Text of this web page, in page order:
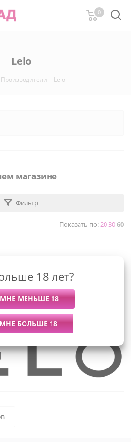
0
Lelo
Производители - Lelo
магазине
Фильтр
Показать по:203060
момент нет активных
18 лет?